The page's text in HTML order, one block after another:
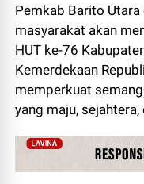
Pemkab Barito
masyarakat akan
HUT ke-76
Kemerdekaan
memperkuat
yang maju,